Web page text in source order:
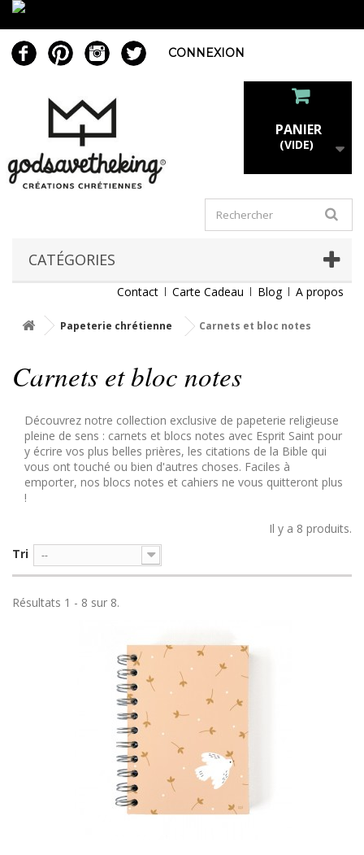
CONNEXION
PANIER
(VIDE)
CATÉGORIES
Contact Carte Cadeau Blog A propos
Papeterie chrétienne Carnets et bloc notes
Carnets et bloc notes
Découvrez notre collection exclusive de papeterie religieuse
pleine de sens : carnets et blocs notes avec Esprit Saint pour
y écrire vos plus belles prières, les citations de la Bible qui
vous ont touché ou bien d'autres choses. Faciles à
emporter, nos blocs notes et cahiers ne vous quitteront plus
!
Il y a 8 produits.
Tri
--
Résultats 1 - 8 sur 8.